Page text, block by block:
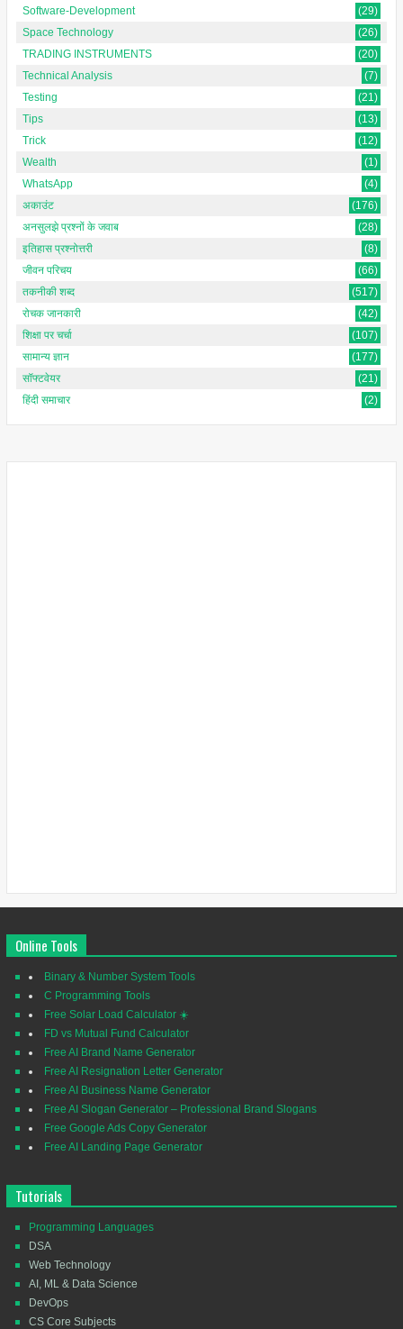
Software-Development
(29)
Space Technology
(26)
TRADING INSTRUMENTS
(20)
Technical Analysis
(7)
Testing
(21)
Tips
(13)
Trick
(12)
Wealth
(1)
WhatsApp
(4)
अकाउंट
(176)
अनसुलझे प्रश्नों के जवाब
(28)
इतिहास प्रश्नोत्तरी
(8)
जीवन परिचय
(66)
तकनीकी शब्द
(517)
रोचक जानकारी
(42)
शिक्षा पर चर्चा
(107)
सामान्य ज्ञान
(177)
सॉफ्टवेयर
(21)
हिंदी समाचार
(2)
Online Tools
Binary & Number System Tools
C Programming Tools
Free Solar Load Calculator ☀️
FD vs Mutual Fund Calculator
Free AI Brand Name Generator
Free AI Resignation Letter Generator
Free AI Business Name Generator
Free AI Slogan Generator – Professional Brand Slogans
Free Google Ads Copy Generator
Free AI Landing Page Generator
Tutorials
Programming Languages
DSA
Web Technology
AI, ML & Data Science
DevOps
CS Core Subjects